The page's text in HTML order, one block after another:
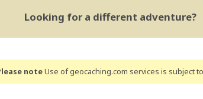
Looking for a different adventure?
noteUse of geocaching.com services is subject